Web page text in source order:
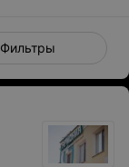
Фильтры